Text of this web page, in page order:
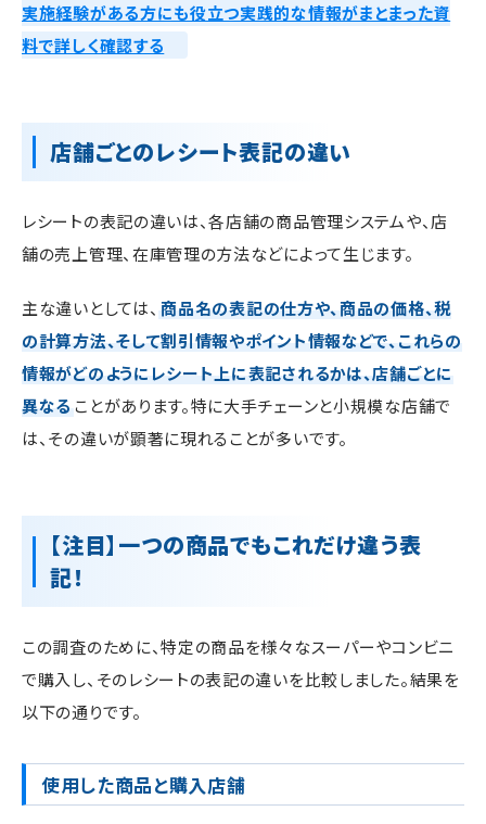
実施経験がある方にも役立つ実践的な情報がまとまった資
料で詳しく確認する
店舗ごとのレシート表記の違い
レシートの表記の違いは、各店舗の商品管理システムや、店
舗の売上管理、在庫管理の方法などによって生じます。
主な違いとしては、商品名の表記の仕方や、商品の価格、税
の計算方法、そして割引情報やポイント情報などで、これらの
情報がどのようにレシート上に表記されるかは、店舗ごとに
異なることがあります。特に大手チェーンと小規模な店舗で
は、その違いが顕著に現れることが多いです。
【注目】一つの商品でもこれだけ違う表
記！
この調査のために、特定の商品を様々なスーパーやコンビニ
で購入し、そのレシートの表記の違いを比較しました。結果を
以下の通りです。
使用した商品と購入店舗